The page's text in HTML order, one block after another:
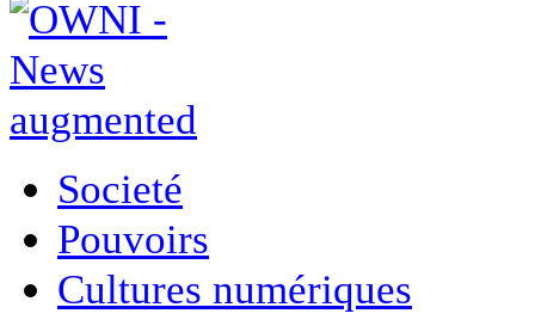
Societé
Pouvoirs
Cultures numériques